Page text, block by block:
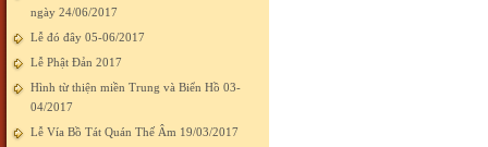
ngày 24/06/2017
Lễ đó đây 05-06/2017
Lễ Phật Đản 2017
Hình từ thiện miền Trung và Biển Hồ 03-
04/2017
Lễ Vía Bồ Tát Quán Thế Âm 19/03/2017